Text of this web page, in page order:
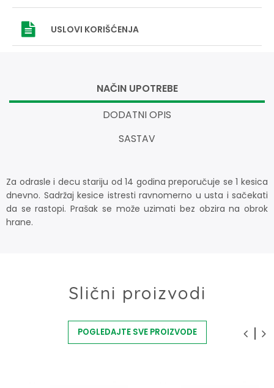
USLOVI KORIŠĆENJA
NAČIN UPOTREBE
DODATNI OPIS
SASTAV
Za odrasle i decu stariju od 14 godina preporučuje se 1 kesica
dnevno. Sadržaj kesice istresti ravnomerno u usta i sačekati
da se rastopi. Prašak se može uzimati bez obzira na obrok
hrane.
Slični proizvodi
POGLEDAJTE SVE PROIZVODE